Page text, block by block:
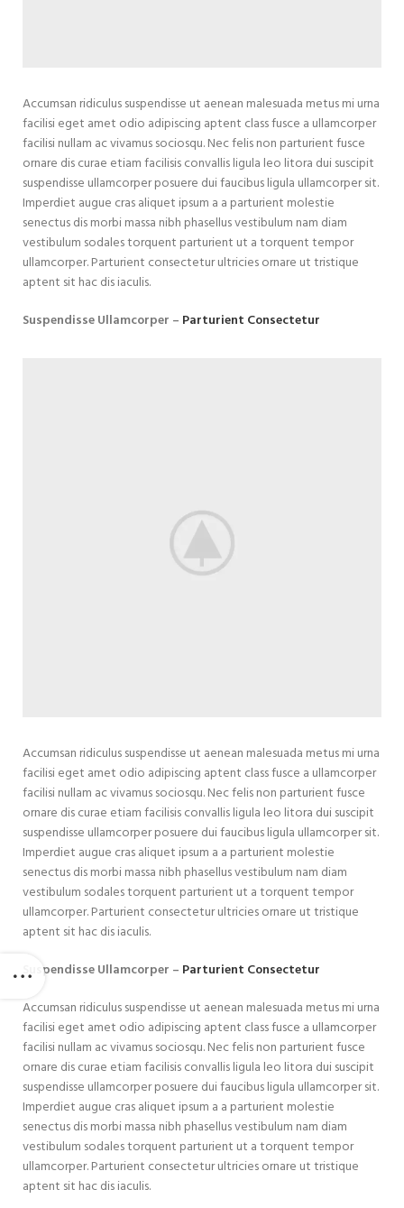
Accumsan ridiculus suspendisse ut aenean malesuada metus mi urna
facilisi eget amet odio adipiscing aptent class fusce a ullamcorper
facilisi nullam ac vivamus sociosqu. Nec felis non parturient fusce
ornare dis curae etiam facilisis convallis ligula leo litora dui suscipit
suspendisse ullamcorper posuere dui faucibus ligula ullamcorper sit.
Imperdiet augue cras aliquet ipsum a a parturient molestie
senectus dis morbi massa nibh phasellus vestibulum nam diam
vestibulum sodales torquent parturient ut a torquent tempor
ullamcorper. Parturient consectetur ultricies ornare ut tristique
aptent sit hac dis iaculis.
Suspendisse Ullamcorper – Parturient Consectetur
Accumsan ridiculus suspendisse ut aenean malesuada metus mi urna
facilisi eget amet odio adipiscing aptent class fusce a ullamcorper
facilisi nullam ac vivamus sociosqu. Nec felis non parturient fusce
ornare dis curae etiam facilisis convallis ligula leo litora dui suscipit
suspendisse ullamcorper posuere dui faucibus ligula ullamcorper sit.
Imperdiet augue cras aliquet ipsum a a parturient molestie
senectus dis morbi massa nibh phasellus vestibulum nam diam
vestibulum sodales torquent parturient ut a torquent tempor
ullamcorper. Parturient consectetur ultricies ornare ut tristique
aptent sit hac dis iaculis.
Suspendisse Ullamcorper – Parturient Consectetur
Accumsan ridiculus suspendisse ut aenean malesuada metus mi urna
facilisi eget amet odio adipiscing aptent class fusce a ullamcorper
facilisi nullam ac vivamus sociosqu. Nec felis non parturient fusce
ornare dis curae etiam facilisis convallis ligula leo litora dui suscipit
suspendisse ullamcorper posuere dui faucibus ligula ullamcorper sit.
Imperdiet augue cras aliquet ipsum a a parturient molestie
senectus dis morbi massa nibh phasellus vestibulum nam diam
vestibulum sodales torquent parturient ut a torquent tempor
ullamcorper. Parturient consectetur ultricies ornare ut tristique
aptent sit hac dis iaculis.